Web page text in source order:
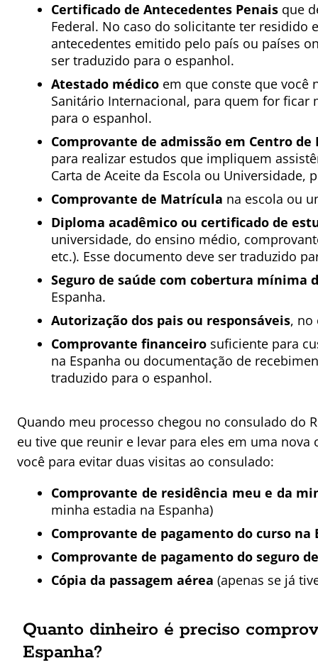
Certificado de Antecedentes Penais que
Federal. No caso do solicitante ter
antecedentes emitido pelo país ou países
ser traduzido para o espanhol.
Atestado médico em que conste que você
Sanitário Internacional, para quem for ficar
para o espanhol.
Comprovante de admissão em Centro de
para realizar estudos que impliquem
Carta de Aceite da Escola ou Universidade,
Comprovante de Matrícula na escola ou
Diploma acadêmico ou certificado de
universidade, do ensino médio,
etc.). Esse documento deve ser traduzido
Seguro de saúde com cobertura mínima
Espanha.
Autorização dos pais ou responsáveis, no
Comprovante financeiro suficiente para
na Espanha ou documentação de
traduzido para o espanhol.
Quando meu processo chegou no consulado do
eu tive que reunir e levar para eles em uma
você para evitar duas visitas ao consulado:
Comprovante de residência meu e da
minha estadia na Espanha)
Comprovante de pagamento do curso na
Comprovante de pagamento do seguro
Cópia da passagem aérea (apenas se já
Quanto dinheiro é preciso
Espanha?